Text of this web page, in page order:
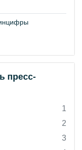
пресс-
1
2
3